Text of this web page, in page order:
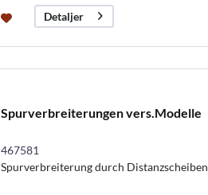
Detaljer
Spurverbreiterungen vers.Modelle
467581
Spurverbreiterung durch Distanzscheiben